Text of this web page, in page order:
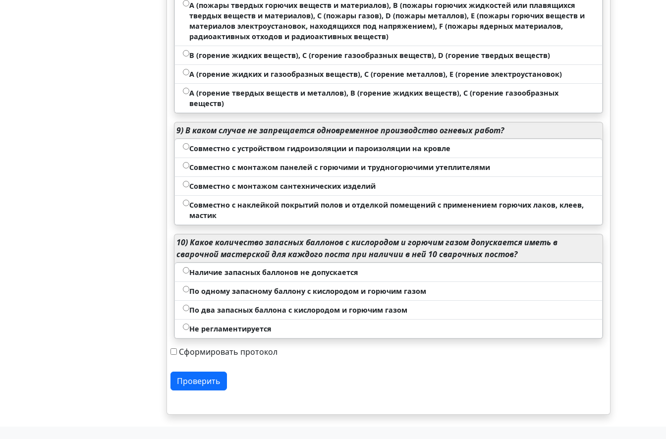
А (пожары твердых горючих веществ и материалов), В (пожары горючих жидкостей или плавящихся
твердых веществ и материалов), С (пожары газов), D (пожары металлов), Е (пожары горючих веществ и
материалов электроустановок, находящихся под напряжением), F (пожары ядерных материалов,
радиоактивных отходов и радиоактивных веществ)
В (горение жидких веществ), С (горение газообразных веществ), D (горение твердых веществ)
А (горение жидких и газообразных веществ), С (горение металлов), Е (горение электроустановок)
А (горение твердых веществ и металлов), В (горение жидких веществ), С (горение газообразных
веществ)
9)В каком случае не запрещается одновременное производство огневых работ?
Совместно с устройством гидроизоляции и пароизоляции на кровле
Совместно с монтажом панелей с горючими и трудногорючими утеплителями
Совместно с монтажом сантехнических изделий
Совместно с наклейкой покрытий полов и отделкой помещений с применением горючих лаков, клеев,
мастик
10)Какое количество запасных баллонов с кислородом и горючим газом допускается иметь в
сварочной мастерской для каждого поста при наличии в ней 10 сварочных постов?
Наличие запасных баллонов не допускается
По одному запасному баллону с кислородом и горючим газом
По два запасных баллона с кислородом и горючим газом
Не регламентируется
Сформировать протокол
Проверить